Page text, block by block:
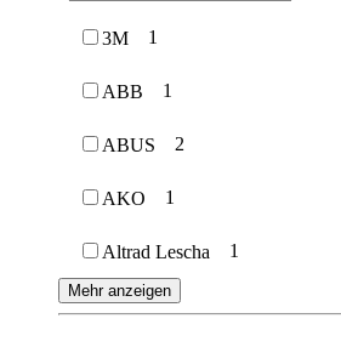
3M 1
ABB 1
ABUS 2
AKO 1
Altrad Lescha 1
Mehr anzeigen